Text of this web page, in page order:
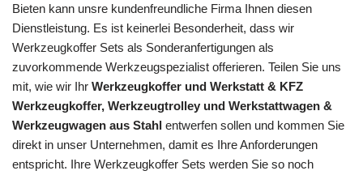
Bieten kann unsre kundenfreundliche Firma Ihnen diesen
Dienstleistung. Es ist keinerlei Besonderheit, dass wir
Werkzeugkoffer Sets als Sonderanfertigungen als
zuvorkommende Werkzeugspezialist offerieren. Teilen Sie uns
mit, wie wir Ihr Werkzeugkoffer und Werkstatt & KFZ
Werkzeugkoffer, Werkzeugtrolley und Werkstattwagen &
Werkzeugwagen aus Stahl entwerfen sollen und kommen Sie
direkt in unser Unternehmen, damit es Ihre Anforderungen
entspricht. Ihre Werkzeugkoffer Sets werden Sie so noch